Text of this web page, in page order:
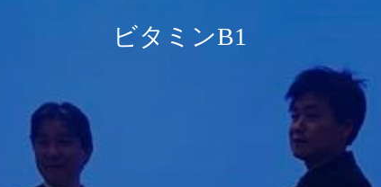
ビタミンB1